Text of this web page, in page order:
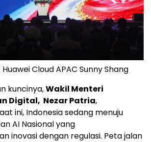
Cloud APAC Sunny Shang
kuncinya,Wakil Menteri
Digital, Nezar Patria,
ini, Indonesia sedang menuju
AI Nasional yang
inovasi dengan regulasi. Peta jalan